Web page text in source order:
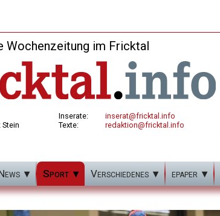
Wochenzeitung im Fricktal
Inserate:
Texte:
inserat@fricktal.info
redaktion@fricktal.info
Sport Verschiedenes epaper